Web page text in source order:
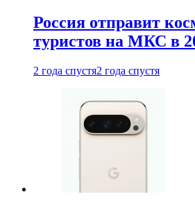
Россия отправит
туристов на МКС в
2 года спустя2 года спустя